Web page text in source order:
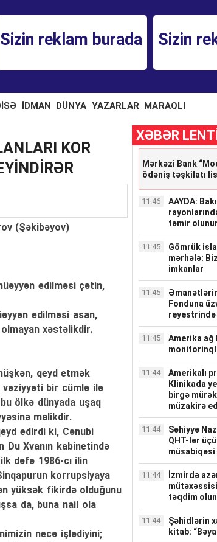
Sizin reklam burada Sizin
İDMAN DÜNYA YAZARLAR MARAQLI
KOR
(Şəkibəyov)
edilməsi çətin,
edilməsi asan,
xəstəlikdir.
qeyd etmək
vəziyyəti bir cümlə ilə
ölkə dünyada uşaq
malikdir.
edirdi ki, Cənubi
Du Xvanın kabinetində
dəfə 1986-cı ilin
korrupsiyaya
yüksək fikirdə olduğunu
da, buna nail ola
necə işlədiyini;
XƏBƏR
Mərkəzi Bank
ödəniş təşkilatı
11:46
AAYDA:
təmir olunur
11:45
Gömrük
mərhələ:
imkanlar
11:45
Fonduna
11:45
Amerika ağ
11:44
Amerikalı
Klinikada
birgə
müzakirə
11:44
Səhiyyə
QHT-lər
müsabiqəsi
11:44
İzmirdə
təqdim
11:44
Şəhidlərin
kitab: